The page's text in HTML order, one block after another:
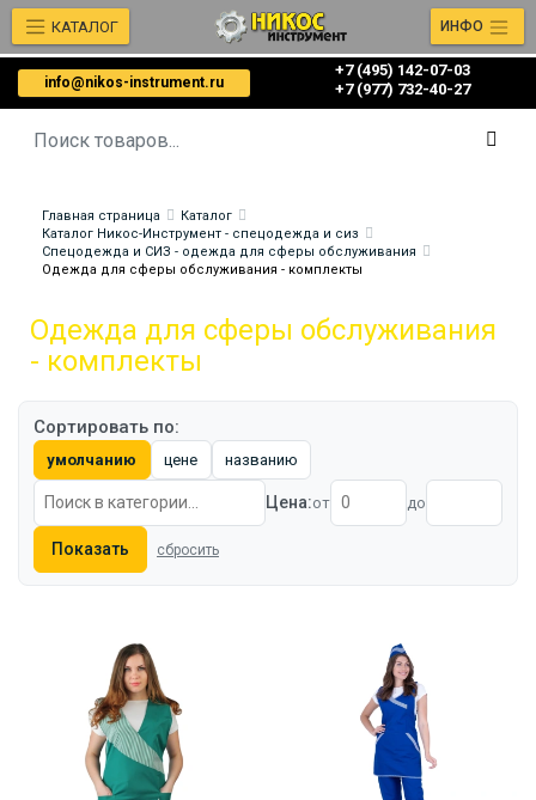
info@nikos-instrument.ru
+7 (495) 142-07-03
‎‎+7 (977) 732-40-27
КАТАЛОГ ИНФО
Главная страница
Каталог
Каталог Никос-Инструмент - спецодежда и сиз
Спецодежда и СИЗ - одежда для сферы обслуживания
Одежда для сферы обслуживания - комплекты
Одежда для сферы обслуживания
- комплекты
Сортировать по:
умолчанию цене названию
Цена:от до
Показать сбросить